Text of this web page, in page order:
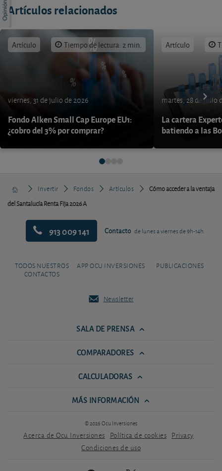
Artículos relacionados
Artículo Tiempo de lectura: 2 min.
viernes, 31 de julio de 2026
Fondo Alken Small Cap Europe EU1:
¿cobro del 3% por comprar?
Artículo
martes, 28 de julio
La cartera
batiendo a las
Invertir Fondos Artículos
Cómo acceder a la ventaja
del Santalucía Renta Fija 2026 A
913 009 141 Contacto de lunes a viernes de 9h-14h
TODOS NUESTROS
CONTACTOS
APP OCU INVERSIONES PUBLICACIONES
Newsletter
SALA DE PRENSA
COMPARADORES
CALCULADORAS
MÁS INFORMACIÓN
© 2026 Ocu Inversiones
Acerca de Ocu Inversiones Política de cookies Privacy
Condiciones de uso